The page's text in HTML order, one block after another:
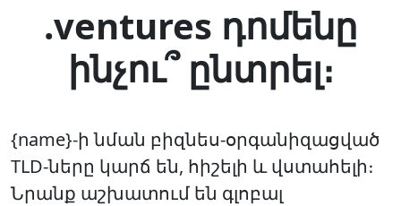
.ventures դոմենը
ինչու՞ ընտրել։
{name}-ի նման բիզնես-օրգանիզացված
TLD-ները կարճ են, հիշելի և վստահելի։
Նրանք աշխատում են գլոբալ